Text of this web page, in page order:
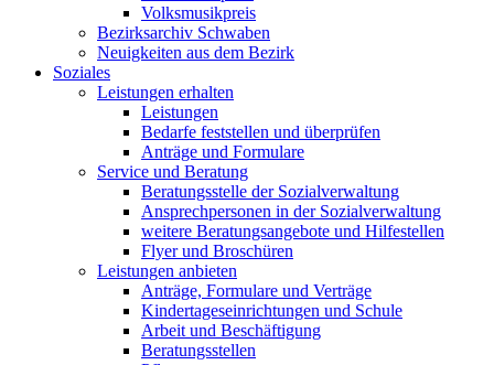
Volksmusikpreis
Bezirksarchiv Schwaben
Neuigkeiten aus dem Bezirk
Soziales
Leistungen erhalten
Leistungen
Bedarfe feststellen und überprüfen
Anträge und Formulare
Service und Beratung
Beratungsstelle der Sozialverwaltung
Ansprechpersonen in der Sozialverwaltung
weitere Beratungsangebote und Hilfestellen
Flyer und Broschüren
Leistungen anbieten
Anträge, Formulare und Verträge
Kindertageseinrichtungen und Schule
Arbeit und Beschäftigung
Beratungsstellen